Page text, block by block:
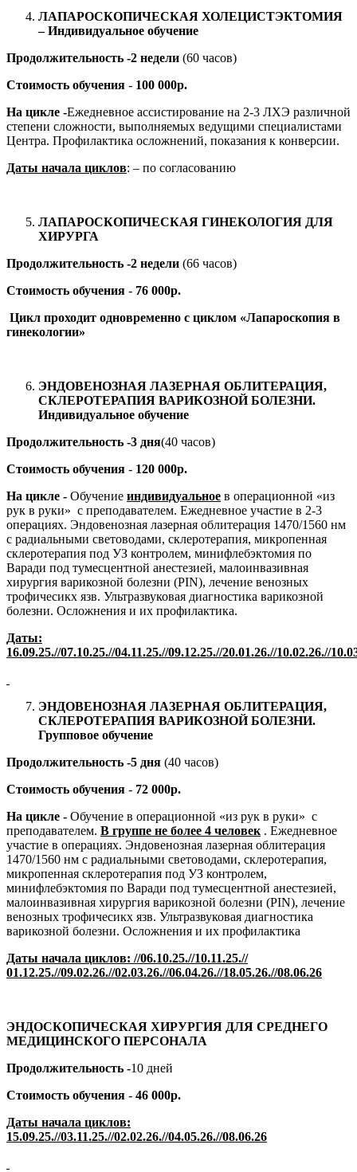
ЛАПАРОСКОПИЧЕСКАЯ ХОЛЕЦИСТЭКТОМИЯ
– Индивидуальное обучение
Продолжительность -2 недели (60 часов)
Стоимость обучения - 100 000р.
На цикле -Ежедневное ассистирование на 2-3 ЛХЭ различной
степени сложности, выполняемых ведущими специалистами
Центра. Профилактика осложнений, показания к конверсии.
Даты начала циклов: – по согласованию
ЛАПАРОСКОПИЧЕСКАЯ ГИНЕКОЛОГИЯ ДЛЯ
ХИРУРГА
Продолжительность -2 недели (66 часов)
Стоимость обучения - 76 000р.
Цикл проходит одновременно с циклом «Лапароскопия в
гинекологии»
ЭНДОВЕНОЗНАЯ ЛАЗЕРНАЯ ОБЛИТЕРАЦИЯ,
СКЛЕРОТЕРАПИЯ ВАРИКОЗНОЙ БОЛЕЗНИ.
Индивидуальное обучение
Продолжительность -3 дня(40 часов)
Стоимость обучения - 120 000р.
На цикле - Обучение индивидуальное в операционной «из
рук в руки» с преподавателем. Ежедневное участие в 2-3
операциях. Эндовенозная лазерная облитерация 1470/1560 нм
с радиальными световодами, склеротерапия, микропенная
склеротерапия под УЗ контролем, минифлебэктомия по
Варади под тумесцентной анестезией, малоинвазивная
хирургия варикозной болезни (PIN), лечение венозных
трофичесикх язв. Ультразвуковая диагностика варикозной
болезни. Осложнения и их профилактика.
Даты:
16.09.25.//07.10.25.//04.11.25.//09.12.25.//20.01.26.//10.02.26.//
ЭНДОВЕНОЗНАЯ ЛАЗЕРНАЯ ОБЛИТЕРАЦИЯ,
СКЛЕРОТЕРАПИЯ ВАРИКОЗНОЙ БОЛЕЗНИ.
Групповое обучение
Продолжительность -5 дня (40 часов)
Стоимость обучения - 72 000р.
На цикле - Обучение в операционной «из рук в руки» с
преподавателем. В группе не более 4 человек . Ежедневное
участие в операциях. Эндовенозная лазерная облитерация
1470/1560 нм с радиальными световодами, склеротерапия,
микропенная склеротерапия под УЗ контролем,
минифлебэктомия по Варади под тумесцентной анестезией,
малоинвазивная хирургия варикозной болезни (PIN), лечение
венозных трофичесикх язв. Ультразвуковая диагностика
варикозной болезни. Осложнения и их профилактика
Даты начала циклов: //06.10.25.//10.11.25.//
01.12.25.//09.02.26.//02.03.26.//06.04.26.//18.05.26.//08.06.26
ЭНДОСКОПИЧЕСКАЯ ХИРУРГИЯ ДЛЯ СРЕДНЕГО
МЕДИЦИНСКОГО ПЕРСОНАЛА
Продолжительность -10 дней
Стоимость обучения - 46 000р.
Даты начала циклов:
15.09.25.//03.11.25.//02.02.26.//04.05.26.//08.06.26